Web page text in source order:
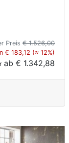
Preis € 1.526,00
€ 183,12 (≈ 12%)
ab € 1.342,88